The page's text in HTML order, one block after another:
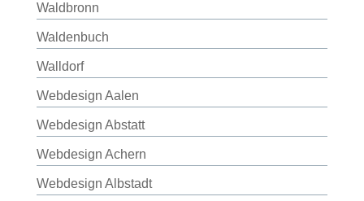
Waldbronn
Waldenbuch
Walldorf
Webdesign Aalen
Webdesign Abstatt
Webdesign Achern
Webdesign Albstadt